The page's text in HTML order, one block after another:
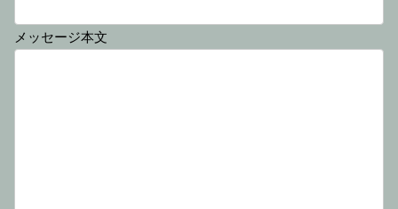
メッセージ本文